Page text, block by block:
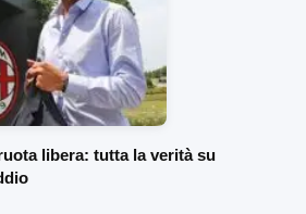
libera: tutta la verità su